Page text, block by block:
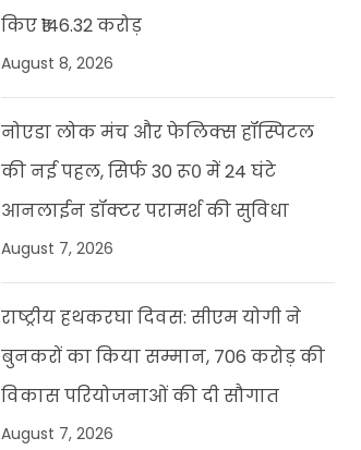
किए ₹146.32 करोड़
August 8, 2026
नोएडा लोक मंच और फेलिक्स हॉस्पिटल
की नई पहल, सिर्फ 30 रू० में 24 घंटे
आनलाईन डॉक्टर परामर्श की सुविधा
August 7, 2026
राष्ट्रीय हथकरघा दिवस: सीएम योगी ने
बुनकरों का किया सम्मान, 706 करोड़ की
विकास परियोजनाओं की दी सौगात
August 7, 2026